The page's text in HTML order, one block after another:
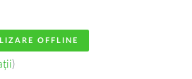
OFFLINE
)